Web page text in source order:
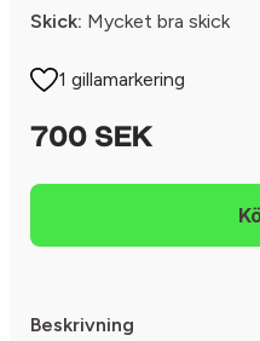
Skick: Mycket bra skick
1 gillamarkering
700 SEK
Beskrivning